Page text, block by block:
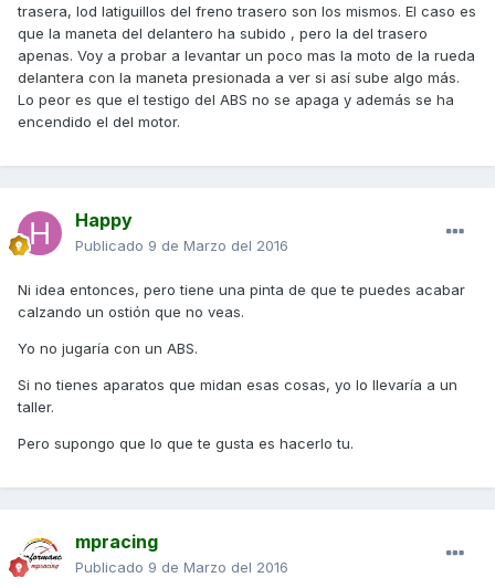
trasera, lod latiguillos del freno trasero son los mismos. El caso es
que la maneta del delantero ha subido , pero la del trasero
apenas. Voy a probar a levantar un poco mas la moto de la rueda
delantera con la maneta presionada a ver si así sube algo más.
Lo peor es que el testigo del ABS no se apaga y además se ha
encendido el del motor.
Happy
Publicado 9 de Marzo del 2016
Ni idea entonces, pero tiene una pinta de que te puedes acabar
calzando un ostión que no veas.
Yo no jugaría con un ABS.
Si no tienes aparatos que midan esas cosas, yo lo llevaría a un
taller.
Pero supongo que lo que te gusta es hacerlo tu.
mpracing
Publicado 9 de Marzo del 2016